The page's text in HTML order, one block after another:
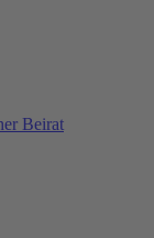
Beirat